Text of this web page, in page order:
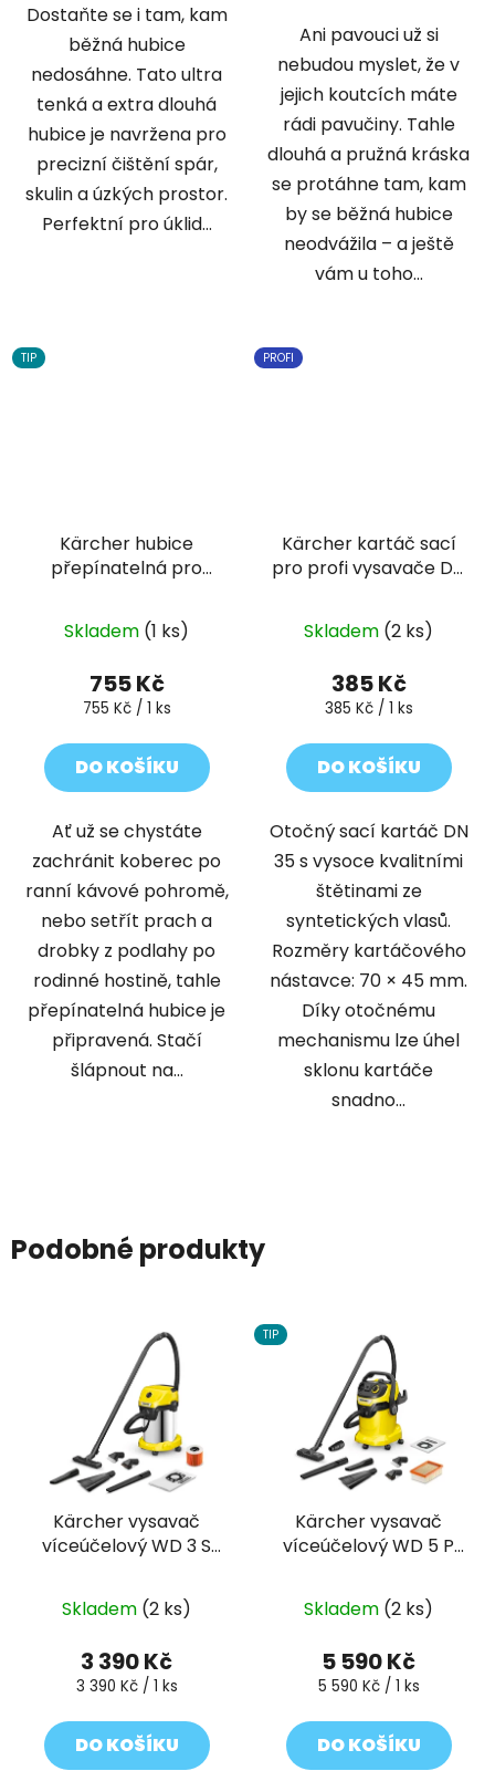
Dostaňte se i tam, kam
běžná hubice
nedosáhne. Tato ultra
tenká a extra dlouhá
hubice je navržena pro
precizní čištění spár,
skulin a úzkých prostor.
Perfektní pro úklid...
Ani pavouci už si
nebudou myslet, že v
jejich koutcích máte
rádi pavučiny. Tahle
dlouhá a pružná kráska
se protáhne tam, kam
by se běžná hubice
neodvážila – a ještě
vám u toho...
TIP
Kärcher hubice
přepínatelná pro
suchých nečistot
Skladem (1 ks)
755 Kč
Měrná
755 Kč / 1 ks
DO KOŠÍKU
Ať už se chystáte
zachránit koberec po
ranní kávové pohromě,
nebo setřít prach a
drobky z podlahy po
rodinné hostině, tahle
přepínatelná hubice je
připravená. Stačí
šlápnout na...
PROFI
Kärcher kartáč sací
pro profi vysavače DN
Skladem (2 ks)
385 Kč
Měrná
385 Kč / 1 ks
DO KOŠÍKU
Otočný sací kartáč DN
35 s vysoce kvalitními
štětinami ze
syntetických vlasů.
Rozměry kartáčového
nástavce: 70 × 45 mm.
Díky otočnému
mechanismu lze úhel
sklonu kartáče
snadno...
Podobné produkty
Kärcher vysavač
víceúčelový WD 3 S
Skladem (2 ks)
3 390 Kč
Měrná
3 390 Kč / 1 ks
DO KOŠÍKU
TIP
Kärcher vysavač
víceúčelový WD 5 P
Skladem (2 ks)
5 590 Kč
Měrná
5 590 Kč / 1 ks
DO KOŠÍKU